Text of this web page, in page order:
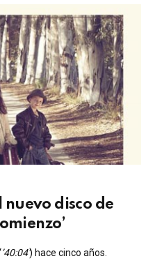
nuevo disco de
’40:04′) hace cinco años.